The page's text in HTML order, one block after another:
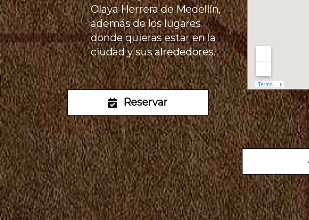
Olaya Herrera de Medellín,
además de los lugares
donde quieras estar en la
ciudad y sus alrededores.
Reservar